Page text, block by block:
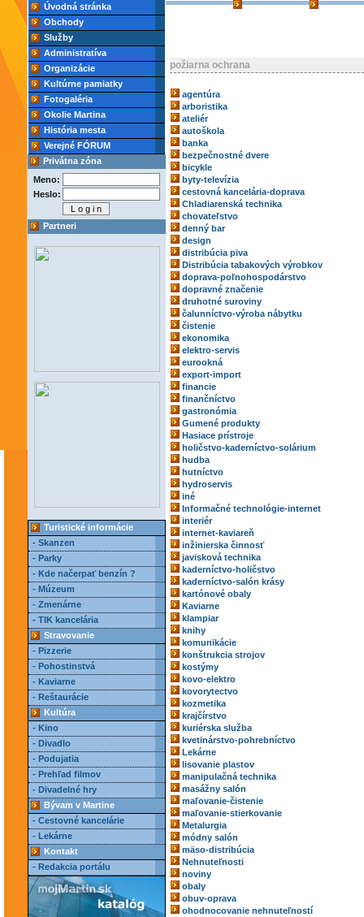
Úvodná stránka
Obchody
Služby
Administratíva
Organizácie
Kultúrne pamiatky
Fotogaléria
Okolie Martina
História mesta
Verejné FÓRUM
Privátna zóna
Meno:
Heslo:
Partneri
Turistické informácie
- Skanzen
- Parky
- Kde načerpať benzín ?
- Múzeum
- Zmenárne
- TIK kancelária
Stravovanie
- Pizzerie
- Pohostinstvá
- Kaviarne
- Reštaurácie
Kultúra
- Kino
- Divadlo
- Podujatia
- Prehľad filmov
- Divadelné hry
Bývam v Martine
- Cestovné kancelárie
- Lekárne
Kontakt
- Redakcia portálu
požiarna ochrana
agentúra
arboristika
ateliér
autoškola
banka
bezpečnostné dvere
bicykle
byty-televízia
cestovná kancelária-doprava
Chladiarenská technika
chovateľstvo
denný bar
design
distribúcia piva
Distribúcia tabakových výrobkov
doprava-poľnohospodárstvo
dopravné značenie
druhotné suroviny
čalunníctvo-výroba nábytku
čistenie
ekonomika
elektro-servis
eurookná
export-import
financie
finančníctvo
gastronómia
Gumené produkty
Hasiace prístroje
holičstvo-kaderníctvo-solárium
hudba
hutníctvo
hydroservis
iné
Informačné technológie-internet
interiér
internet-kaviareň
inžinierska činnosť
javisková technika
kaderníctvo-holičstvo
kaderníctvo-salón krásy
kartónové obaly
Kaviarne
klampiar
knihy
komunikácie
konštrukcia strojov
kostýmy
kovo-elektro
kovorytectvo
kozmetika
krajčírstvo
kuriérska služba
kvetinárstvo-pohrebníctvo
Lekárne
lisovanie plastov
manipulačná technika
masážny salón
maľovanie-čistenie
maľovanie-stierkovanie
Metalurgia
módny salón
mäso-distribúcia
Nehnuteľnosti
noviny
obaly
obuv-oprava
ohodnocovanie nehnuteľností